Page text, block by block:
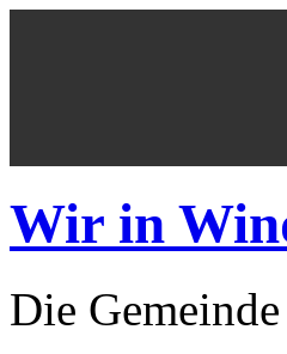
Wir in
Die